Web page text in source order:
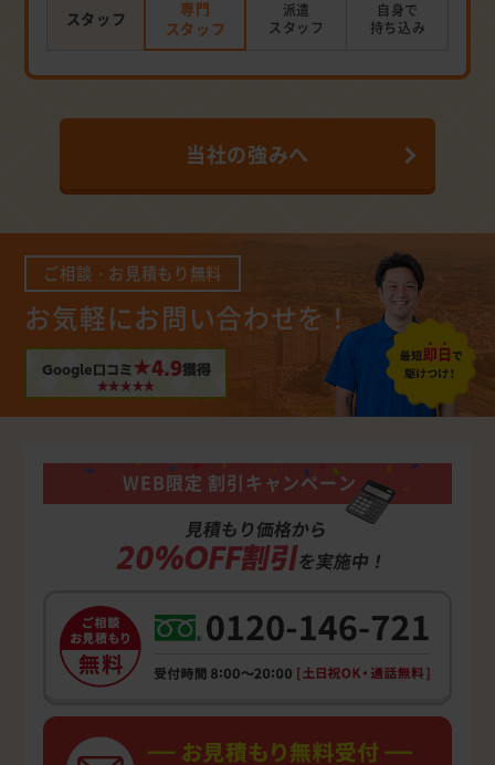
スタッフ
専門
スタッフ
派遣
スタッフ
自身で
持ち込み
当社の強みへ
ご相談・お見積もり無料
お気軽にお問い合わせを！
Google口コミ ★4.9獲得
WEB限定 割引キャンペーン
見積もり価格から
20%OFF割引を実施中！